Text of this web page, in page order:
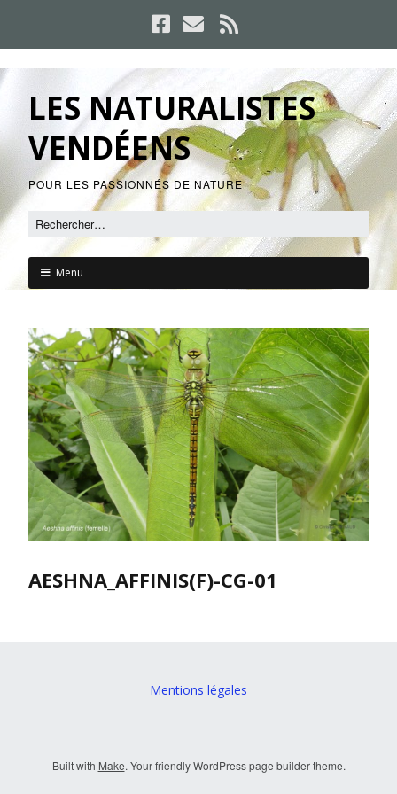
LES NATURALISTES
VENDÉENS
POUR LES PASSIONNÉS DE NATURE
Menu
AESHNA_AFFINIS(F)-CG-01
Mentions légales
Built with Make. Your friendly WordPress page builder theme.